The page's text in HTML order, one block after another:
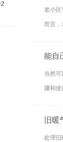
老小区
而言
能自
当然
骤和
旧
处理旧